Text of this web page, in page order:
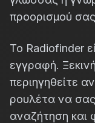
προορισμού
Το Radiofinder
εγγραφή.
περιηγηθείτε
ρουλέτα να
αναζήτηση και